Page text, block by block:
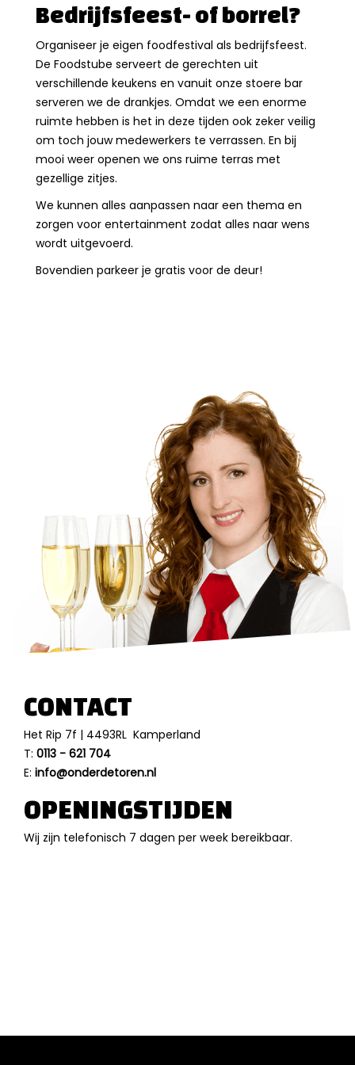
Bedrijfsfeest- of borrel?
Organiseer je eigen foodfestival als bedrijfsfeest.
De Foodstube serveert de gerechten uit
verschillende keukens en vanuit onze stoere bar
serveren we de drankjes. Omdat we een enorme
ruimte hebben is het in deze tijden ook zeker veilig
om toch jouw medewerkers te verrassen. En bij
mooi weer openen we ons ruime terras met
gezellige zitjes.
We kunnen alles aanpassen naar een thema en
zorgen voor entertainment zodat alles naar wens
wordt uitgevoerd.
Bovendien parkeer je gratis voor de deur!
CONTACT
Het Rip 7f | 4493RL Kamperland
T: 0113 - 621 704
E: info@onderdetoren.nl
OPENINGSTIJDEN
Wij zijn telefonisch 7 dagen per week bereikbaar.